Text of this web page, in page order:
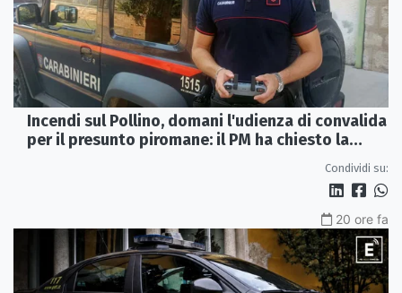
Incendi sul Pollino, domani l'udienza di convalida
per il presunto piromane: il PM ha chiesto la
Condividi su:
20 ore fa